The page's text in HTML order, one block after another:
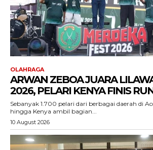
OLAHRAGA
ARWAN ZEBOA JUARA
2026, PELARI KENYA FINIS
Sebanyak 1.700 pelari dari berbagai daerah di
hingga Kenya ambil bagian...
10 August 2026